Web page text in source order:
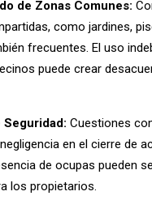
de Zonas Comunes:
como jardines,
frecuentes. El uso
puede crear
Seguridad: Cuestiones
en el cierre de
de ocupas pueden
los propietarios.